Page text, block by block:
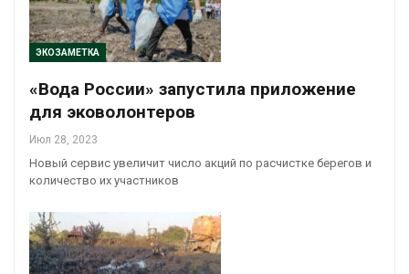
ЭКОЗАМЕТКА
«Вода России» запустила приложение
для эковолонтеров
Июл 28, 2023
Новый сервис увеличит число акций по расчистке берегов и
количество их участников